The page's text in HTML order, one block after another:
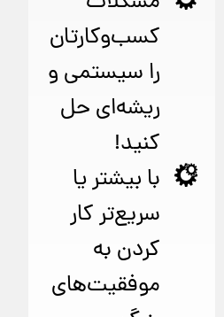
کسب‌وکارتان
را سیستمی و
ریشه‌ای حل
کنید!
با بیشتر یا
سریع‌تر کار
کردن به
موفقیت‌های